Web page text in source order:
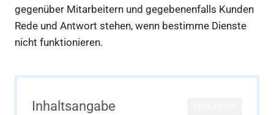
gegenüber Mitarbeitern und gegebenenfalls Kunden
Rede und Antwort stehen, wenn bestimme Dienste
nicht funktionieren.
Inhaltsangabe